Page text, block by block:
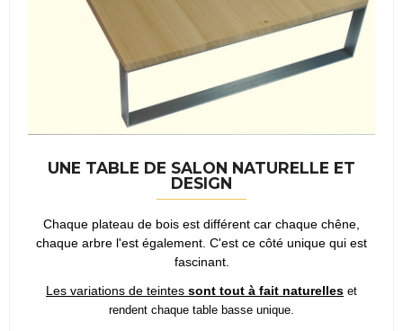
UNE TABLE DE SALON NATURELLE ET
DESIGN
Chaque plateau de bois est différent car chaque chêne,
chaque arbre l'est également. C'est ce côté unique qui est
fascinant.
Les variations de teintes sont tout à fait naturelles et
rendent chaque table basse unique.